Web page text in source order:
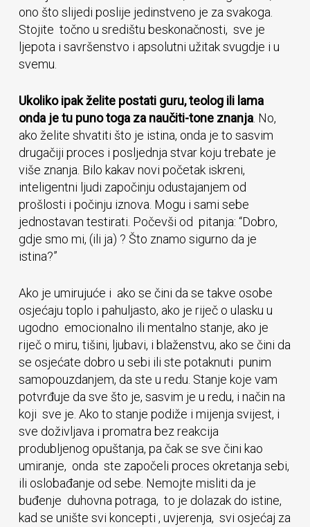
ono što slijedi poslije jedinstveno je za svakoga.
Stojite točno u središtu beskonačnosti, sve je
ljepota i savršenstvo i apsolutni užitak svugdje i u
svemu.
Ukoliko ipak želite postati guru, teolog ili lama
onda je tu puno toga za naučiti-tone znanja. No,
ako želite shvatiti što je istina, onda je to sasvim
drugačiji proces i posljednja stvar koju trebate je
više znanja. Bilo kakav novi početak iskreni,
inteligentni ljudi započinju odustajanjem od
prošlosti i počinju iznova. Mogu i sami sebe
jednostavan testirati. Počevši od pitanja: “Dobro,
gdje smo mi, (ili ja) ? Što znamo sigurno da je
istina?”
Ako je umirujuće i ako se čini da se takve osobe
osjećaju toplo i pahuljasto, ako je riječ o ulasku u
ugodno emocionalno ili mentalno stanje, ako je
riječ o miru, tišini, ljubavi, i blaženstvu, ako se čini da
se osjećate dobro u sebi ili ste potaknuti punim
samopouzdanjem, da ste u redu. Stanje koje vam
potvrđuje da sve što je, sasvim je u redu, i način na
koji sve je. Ako to stanje podiže i mijenja svijest, i
sve doživljava i promatra bez reakcija
produbljenog opuštanja, pa čak se sve čini kao
umiranje, onda ste započeli proces okretanja sebi,
ili oslobađanje od sebe. Nemojte misliti da je
buđenje duhovna potraga, to je dolazak do istine,
kad se unište svi koncepti , uvjerenja, svi osjećaj za